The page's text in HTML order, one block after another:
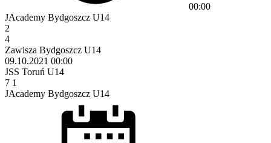
00:00
JAcademy Bydgoszcz U14
2
4
Zawisza Bydgoszcz U14
09.10.2021 00:00
JSS Toruń U14
7 1
JAcademy Bydgoszcz U14